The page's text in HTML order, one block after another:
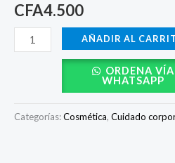
CFA4.500
AÑADIR AL
ORDENA VÍA
WHATSAPP
Categorías:Cosmética, Cuidado